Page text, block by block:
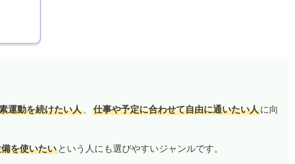
運動を続けたい人 、 仕事や予定に合わせて自由に通いたい人に向
を使いたい という人にも選びやすいジャンルです。